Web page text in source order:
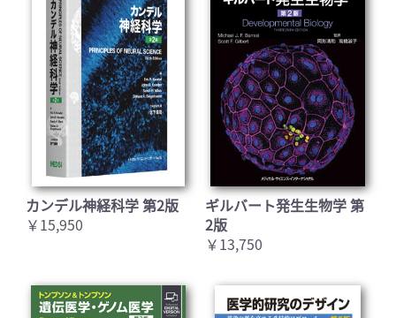
カンデル神経科学 第2版
￥15,950
ギルバート発生生物学 第
2版
￥13,750